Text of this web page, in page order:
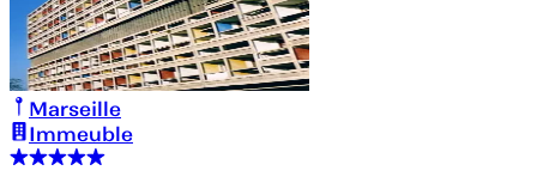
Marseille
Immeuble